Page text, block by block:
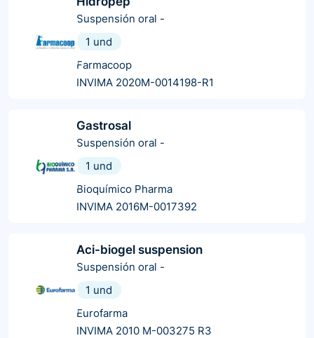
Suspensión oral -
1 und
Farmacoop
INVIMA 2020M-0014198-R1
Gastrosal
Suspensión oral -
1 und
Bioquímico Pharma
INVIMA 2016M-0017392
Aci-biogel suspension
Suspensión oral -
1 und
Eurofarma
INVIMA 2010 M-003275 R3